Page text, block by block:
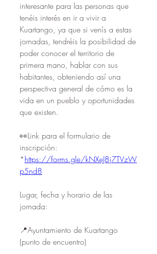
interesante para las personas que
tenéis interés en ir a vivir a
Kuartango, ya que si venís a estas
jornadas, tendréis la posibilidad de
poder conocer el territorio de
primera mano, hablar con sus
habitantes, obteniendo así una
perspectiva general de cómo es la
vida en un pueblo y oportunidades
que existen.
👀Link para el formulario de
inscripción:
*https://forms.gle/kNXeJ8j7TVzW
p5nd8
Lugar, fecha y horario de las
jornada:
📍Ayuntamiento de Kuartango
(punto de encuentro)